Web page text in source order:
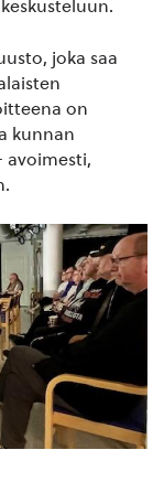
joka saa
on
kunnan
avoimesti,